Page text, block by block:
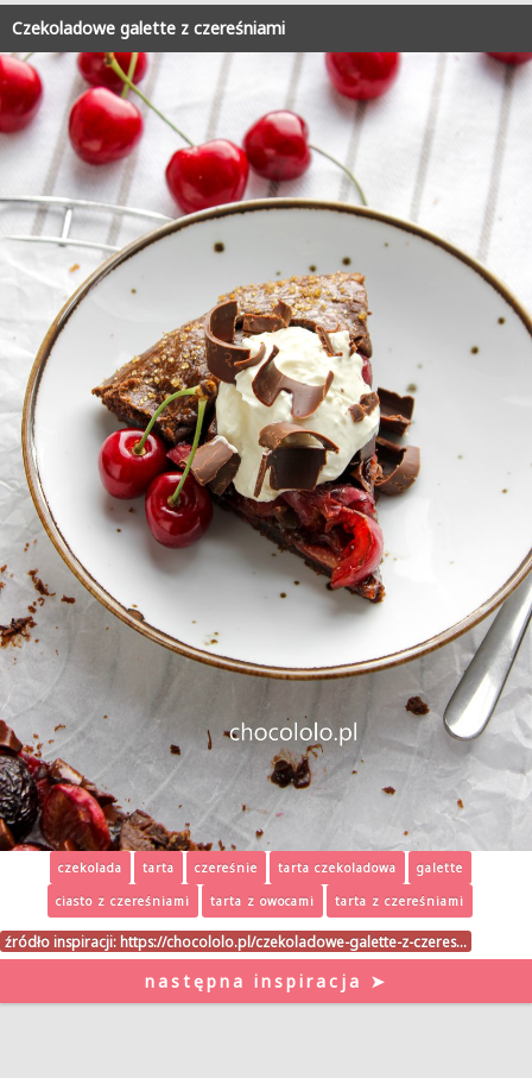
Czekoladowe galette z czereśniami
czekolada tarta czereśnie tarta czekoladowa
galette
ciasto z czereśniami
tarta z owocami tarta z czereśniami
źródło inspiracji: https://chocololo.pl/czekoladowe-galette-z-czeres…
następna inspiracja ➤